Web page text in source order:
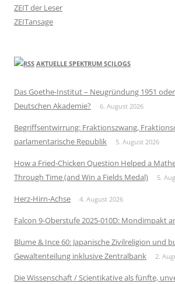
ZEIT der Leser
ZEITansage
AKTUELLE SPEKTRUM SCILOGS
Das Goethe-Institut – Neugründung 1951
Deutschen Akademie?
6. August 2026
Begriffsentwirrung: Fraktionszwang,
parlamentarische Republik
5. August 2026
How a Fried-Chicken Question Helped a
Through Time (and Win a Fields Medal)
5.
Herz-Hirn-Achse 4. August 2026
Falcon 9-Oberstufe 2025-010D: Mondimpakt
Blume & Ince 60: Japanische Zivilreligion und
Gewaltenteilung inklusive Zentralbank
2.
Die Wissenschaft / Scientikative als fünfte,